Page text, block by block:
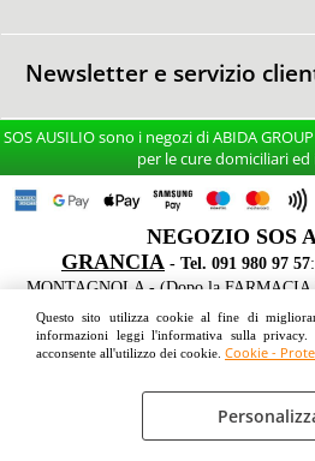
Questo sito utilizza cookie al fine di
informazioni leggi l'informativa sulla privacy.
acconsente all'utilizzo dei cookie. Cookie -
Newsletter e servizio
TEL. 091 980 97 57
Dal Lunedi al Venerdi
9:30 - 17:45
Sabato su appuntamento
Ho letto ed accetto le condizioni dell'
SOS AUSILIO sono i negozi di ABIDA
per le cure domiciliari ed
NEGOZIO SOS
GRANCIA - Tel. 091 980 97 57
MONTAGNOLA - (Dopo la
dell'IKEA sul lato destro FRONTE
le vetrine)
Cookie -